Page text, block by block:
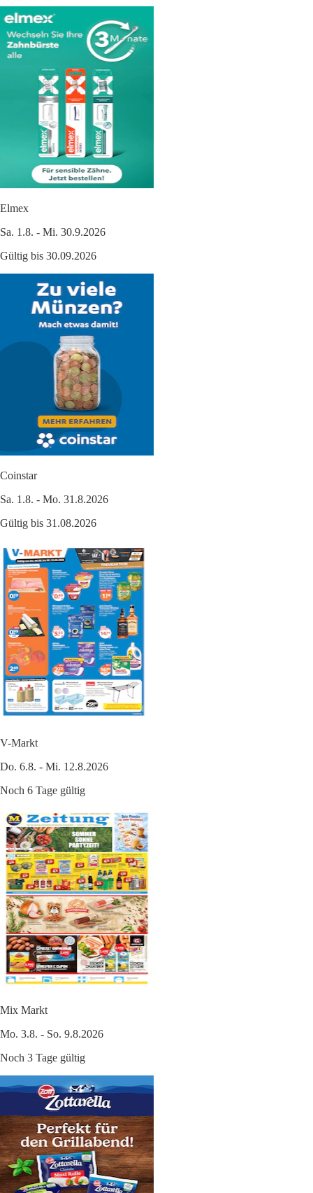
Elmex
Sa. 1.8. - Mi. 30.9.2026
Gültig bis 30.09.2026
Coinstar
Sa. 1.8. - Mo. 31.8.2026
Gültig bis 31.08.2026
V-Markt
Do. 6.8. - Mi. 12.8.2026
Noch 6 Tage gültig
Mix Markt
Mo. 3.8. - So. 9.8.2026
Noch 3 Tage gültig